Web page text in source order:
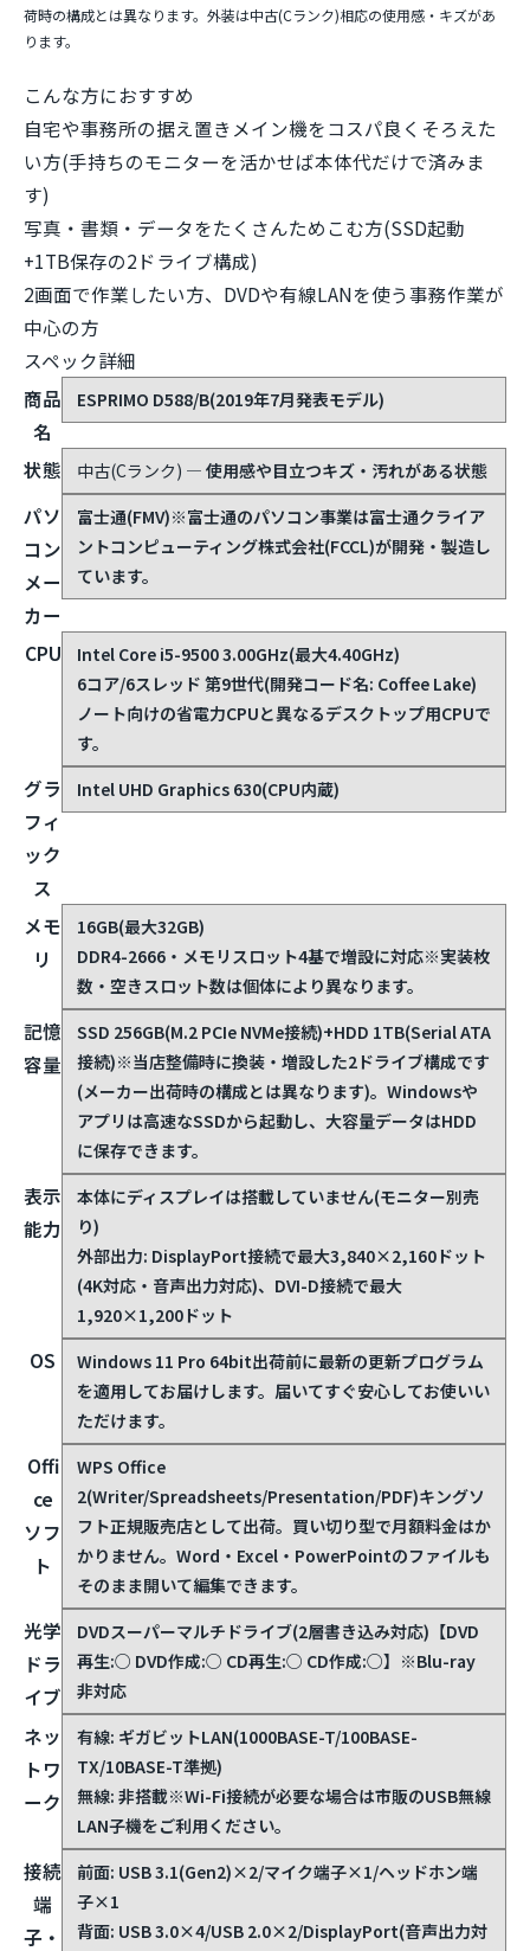
荷時の構成とは異なります。外装は中古(Cランク)相応の使用感・キズがあ
ります。
こんな方におすすめ
自宅や事務所の据え置きメイン機をコスパ良くそろえた
い方(手持ちのモニターを活かせば本体代だけで済みま
す)
写真・書類・データをたくさんためこむ方(SSD起動
+1TB保存の2ドライブ構成)
2画面で作業したい方、DVDや有線LANを使う事務作業が
中心の方
スペック詳細
商品
名
ESPRIMO D588/B(2019年7月発表モデル)
状態 中古(Cランク) — 使用感や目立つキズ・汚れがある状態
パソ
コン
メー
カー
富士通(FMV)※富士通のパソコン事業は富士通クライア
ントコンピューティング株式会社(FCCL)が開発・製造し
ています。
CPU
Intel Core i5-9500 3.00GHz(最大4.40GHz)
6コア/6スレッド 第9世代(開発コード名: Coffee Lake)
ノート向けの省電力CPUと異なるデスクトップ用CPUで
す。
グラ
フィ
ック
ス
Intel UHD Graphics 630(CPU内蔵)
メモ
リ
16GB(最大32GB)
DDR4-2666・メモリスロット4基で増設に対応※実装枚
数・空きスロット数は個体により異なります。
記憶
容量
SSD 256GB(M.2 PCIe NVMe接続)+HDD 1TB(Serial ATA
接続)※当店整備時に換装・増設した2ドライブ構成です
(メーカー出荷時の構成とは異なります)。Windowsや
アプリは高速なSSDから起動し、大容量データはHDD
に保存できます。
表示
能力
本体にディスプレイは搭載していません(モニター別売
り)
外部出力: DisplayPort接続で最大3,840×2,160ドット
(4K対応・音声出力対応)、DVI-D接続で最大
1,920×1,200ドット
OS Windows 11 Pro 64bit出荷前に最新の更新プログラム
を適用してお届けします。届いてすぐ安心してお使いい
ただけます。
Offi
ce
ソフ
ト
WPS Office
2(Writer/Spreadsheets/Presentation/PDF)キングソ
フト正規販売店として出荷。買い切り型で月額料金はか
かりません。Word・Excel・PowerPointのファイルも
そのまま開いて編集できます。
光学
ドラ
イブ
DVDスーパーマルチドライブ(2層書き込み対応)【DVD
再生:○ DVD作成:○ CD再生:○ CD作成:○】※Blu-ray
非対応
ネッ
トワ
ーク
有線: ギガビットLAN(1000BASE-T/100BASE-
TX/10BASE-T準拠)
無線: 非搭載※Wi-Fi接続が必要な場合は市販のUSB無線
LAN子機をご利用ください。
接続
端
子・
前面: USB 3.1(Gen2)×2/マイク端子×1/ヘッドホン端
子×1
背面: USB 3.0×4/USB 2.0×2/DisplayPort(音声出力対